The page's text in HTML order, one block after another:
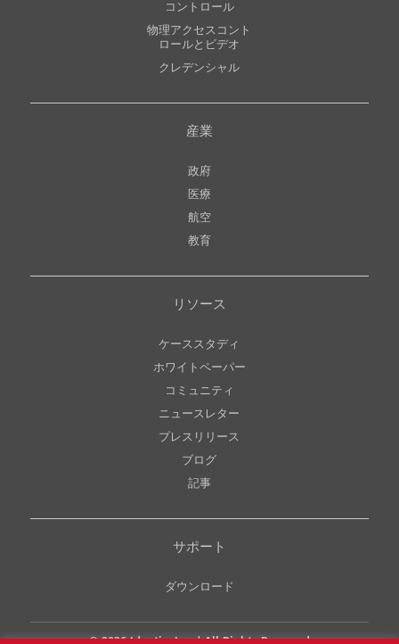
コントロール
物理アクセスコント
ロールとビデオ
クレデンシャル
産業
政府
医療
航空
教育
リソース
ケーススタディ
ホワイトペーパー
コミュニティ
ニュースレター
プレスリリース
ブログ
記事
サポート
ダウンロード
© 2026Identiv, Inc.| All Rights Reserved